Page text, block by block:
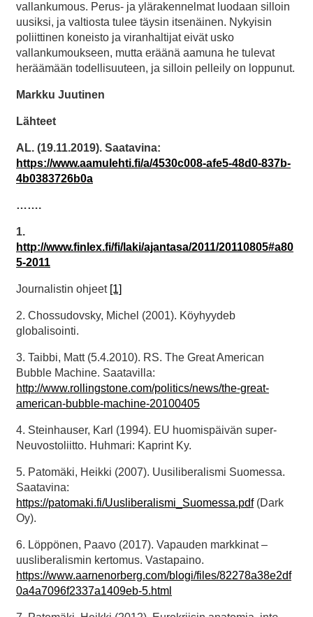
vallankumous. Perus- ja ylärakennelmat luodaan silloin
uusiksi, ja valtiosta tulee täysin itsenäinen. Nykyisin
poliittinen koneisto ja viranhaltijat eivät usko
vallankumoukseen, mutta eräänä aamuna he tulevat
heräämään todellisuuteen, ja silloin pelleily on loppunut.
Markku Juutinen
Lähteet
AL. (19.11.2019). Saatavina:
https://www.aamulehti.fi/a/4530c008-afe5-48d0-837b-
4b0383726b0a
…….
1.
http://www.finlex.fi/fi/laki/ajantasa/2011/20110805#a80
5-2011
Journalistin ohjeet [1]
2. Chossudovsky, Michel (2001). Köyhyydeb
globalisointi.
3. Taibbi, Matt (5.4.2010). RS. The Great American
Bubble Machine. Saatavilla:
http://www.rollingstone.com/politics/news/the-great-
american-bubble-machine-20100405
4. Steinhauser, Karl (1994). EU huomispäivän super-
Neuvostoliitto. Huhmari: Kaprint Ky.
5. Patomäki, Heikki (2007). Uusiliberalismi Suomessa.
Saatavina:
https://patomaki.fi/Uusliberalismi_Suomessa.pdf(Dark
Oy).
6. Löppönen, Paavo (2017). Vapauden markkinat –
uusliberalismin kertomus. Vastapaino.
https://www.aarnenorberg.com/blogi/files/82278a38e2df
0a4a7096f2337a1409eb-5.html